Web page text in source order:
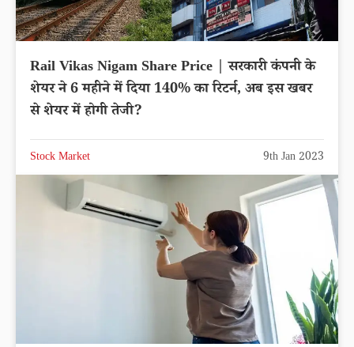
Rail Vikas Nigam Share Price | सरकारी कंपनी के
शेयर ने 6 महीने में दिया 140% का रिटर्न, अब इस खबर
से शेयर में होगी तेजी?
Stock Market 9th Jan 2023